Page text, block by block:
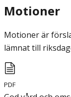
Motioner
Motioner är
lämnat till
PDF